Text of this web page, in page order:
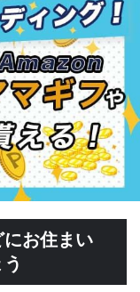
にお住まい